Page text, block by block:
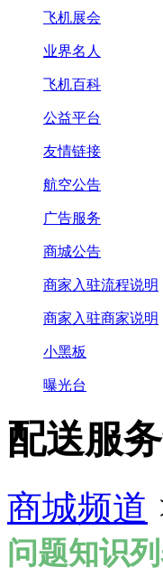
飞机展会
业界名人
飞机百科
公益平台
友情链接
航空公告
广告服务
商城公告
商家入驻流程说明
商家入驻商家说明
小黑板
曝光台
配送服
商城频道
问题知识